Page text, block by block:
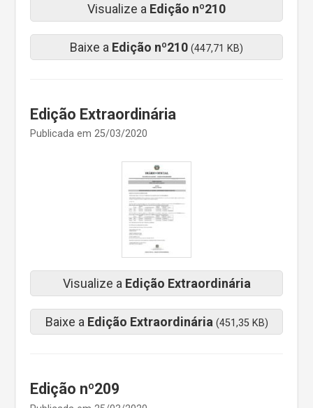
Visualize a Edição nº210
Baixe a Edição nº210 (447,71 KB)
Edição Extraordinária
Publicada em 25/03/2020
Visualize a Edição Extraordinária
Baixe a Edição Extraordinária (451,35 KB)
Edição nº209